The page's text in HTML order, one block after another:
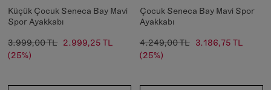
Küçük Çocuk Seneca Bay Mavi
Spor Ayakkabı
3.999,00 TL 2.999,25 TL
(25%)
Çocuk Seneca Bay Mavi Spor
Ayakkabı
4.249,00 TL
3.186,75 TL
(25%)